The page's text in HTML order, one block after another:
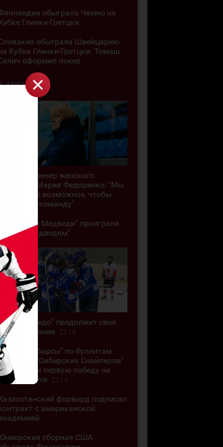
обыграла Чехию на
Глинки-Гретцки
обыграла Швейцарию
Кубке Глинки-Гретцки. Томаш
оформил покер
АВГУСТА
Главный тренер женского
"Торпедо" Мария Федоренко: "Мы
делаем всё возможное, чтобы
сохранить команду"
"Кузнецкие Медведи" проиграли
"Белым Медведям"
"Торпедо" продолжит своё
14
Барсы" по буллитам
"Сибирских Снайперов"
одержали первую победу на
G-Drive
14
форвард подписал
с американской
сборная США